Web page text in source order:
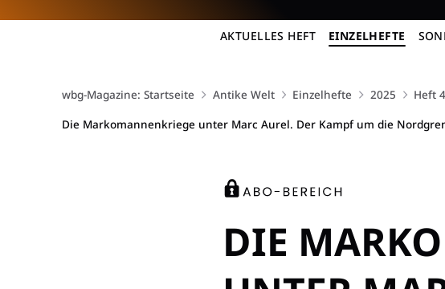
AKTUELLES HEFT EINZELHEFTE
wbg-Magazine: Startseite Antike Welt Einzelhefte 2025
Heft
Die Markomannenkriege unter Marc Aurel. Der Kampf um die
DIE